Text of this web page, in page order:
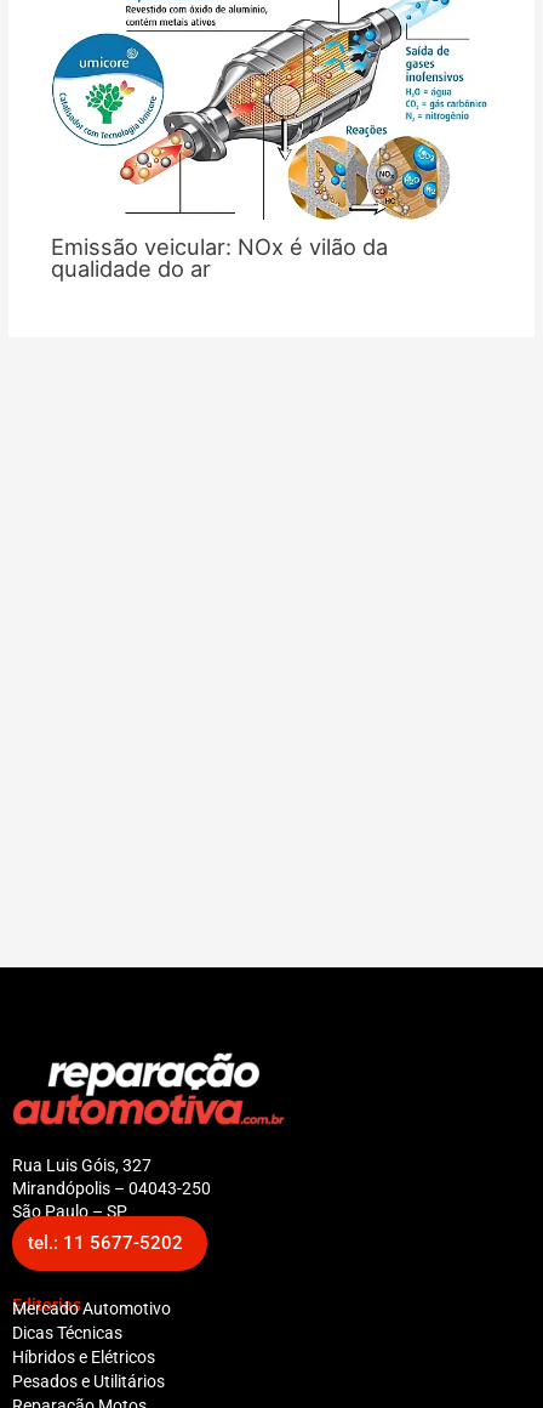
Emissão veicular: NOx é vilão da
qualidade do ar
Rua Luis Góis, 327
Mirandópolis – 04043-250
São Paulo – SP
tel.: 11 5677-5202
Editorias
Mercado Automotivo
Dicas Técnicas
Híbridos e Elétricos
Pesados e Utilitários